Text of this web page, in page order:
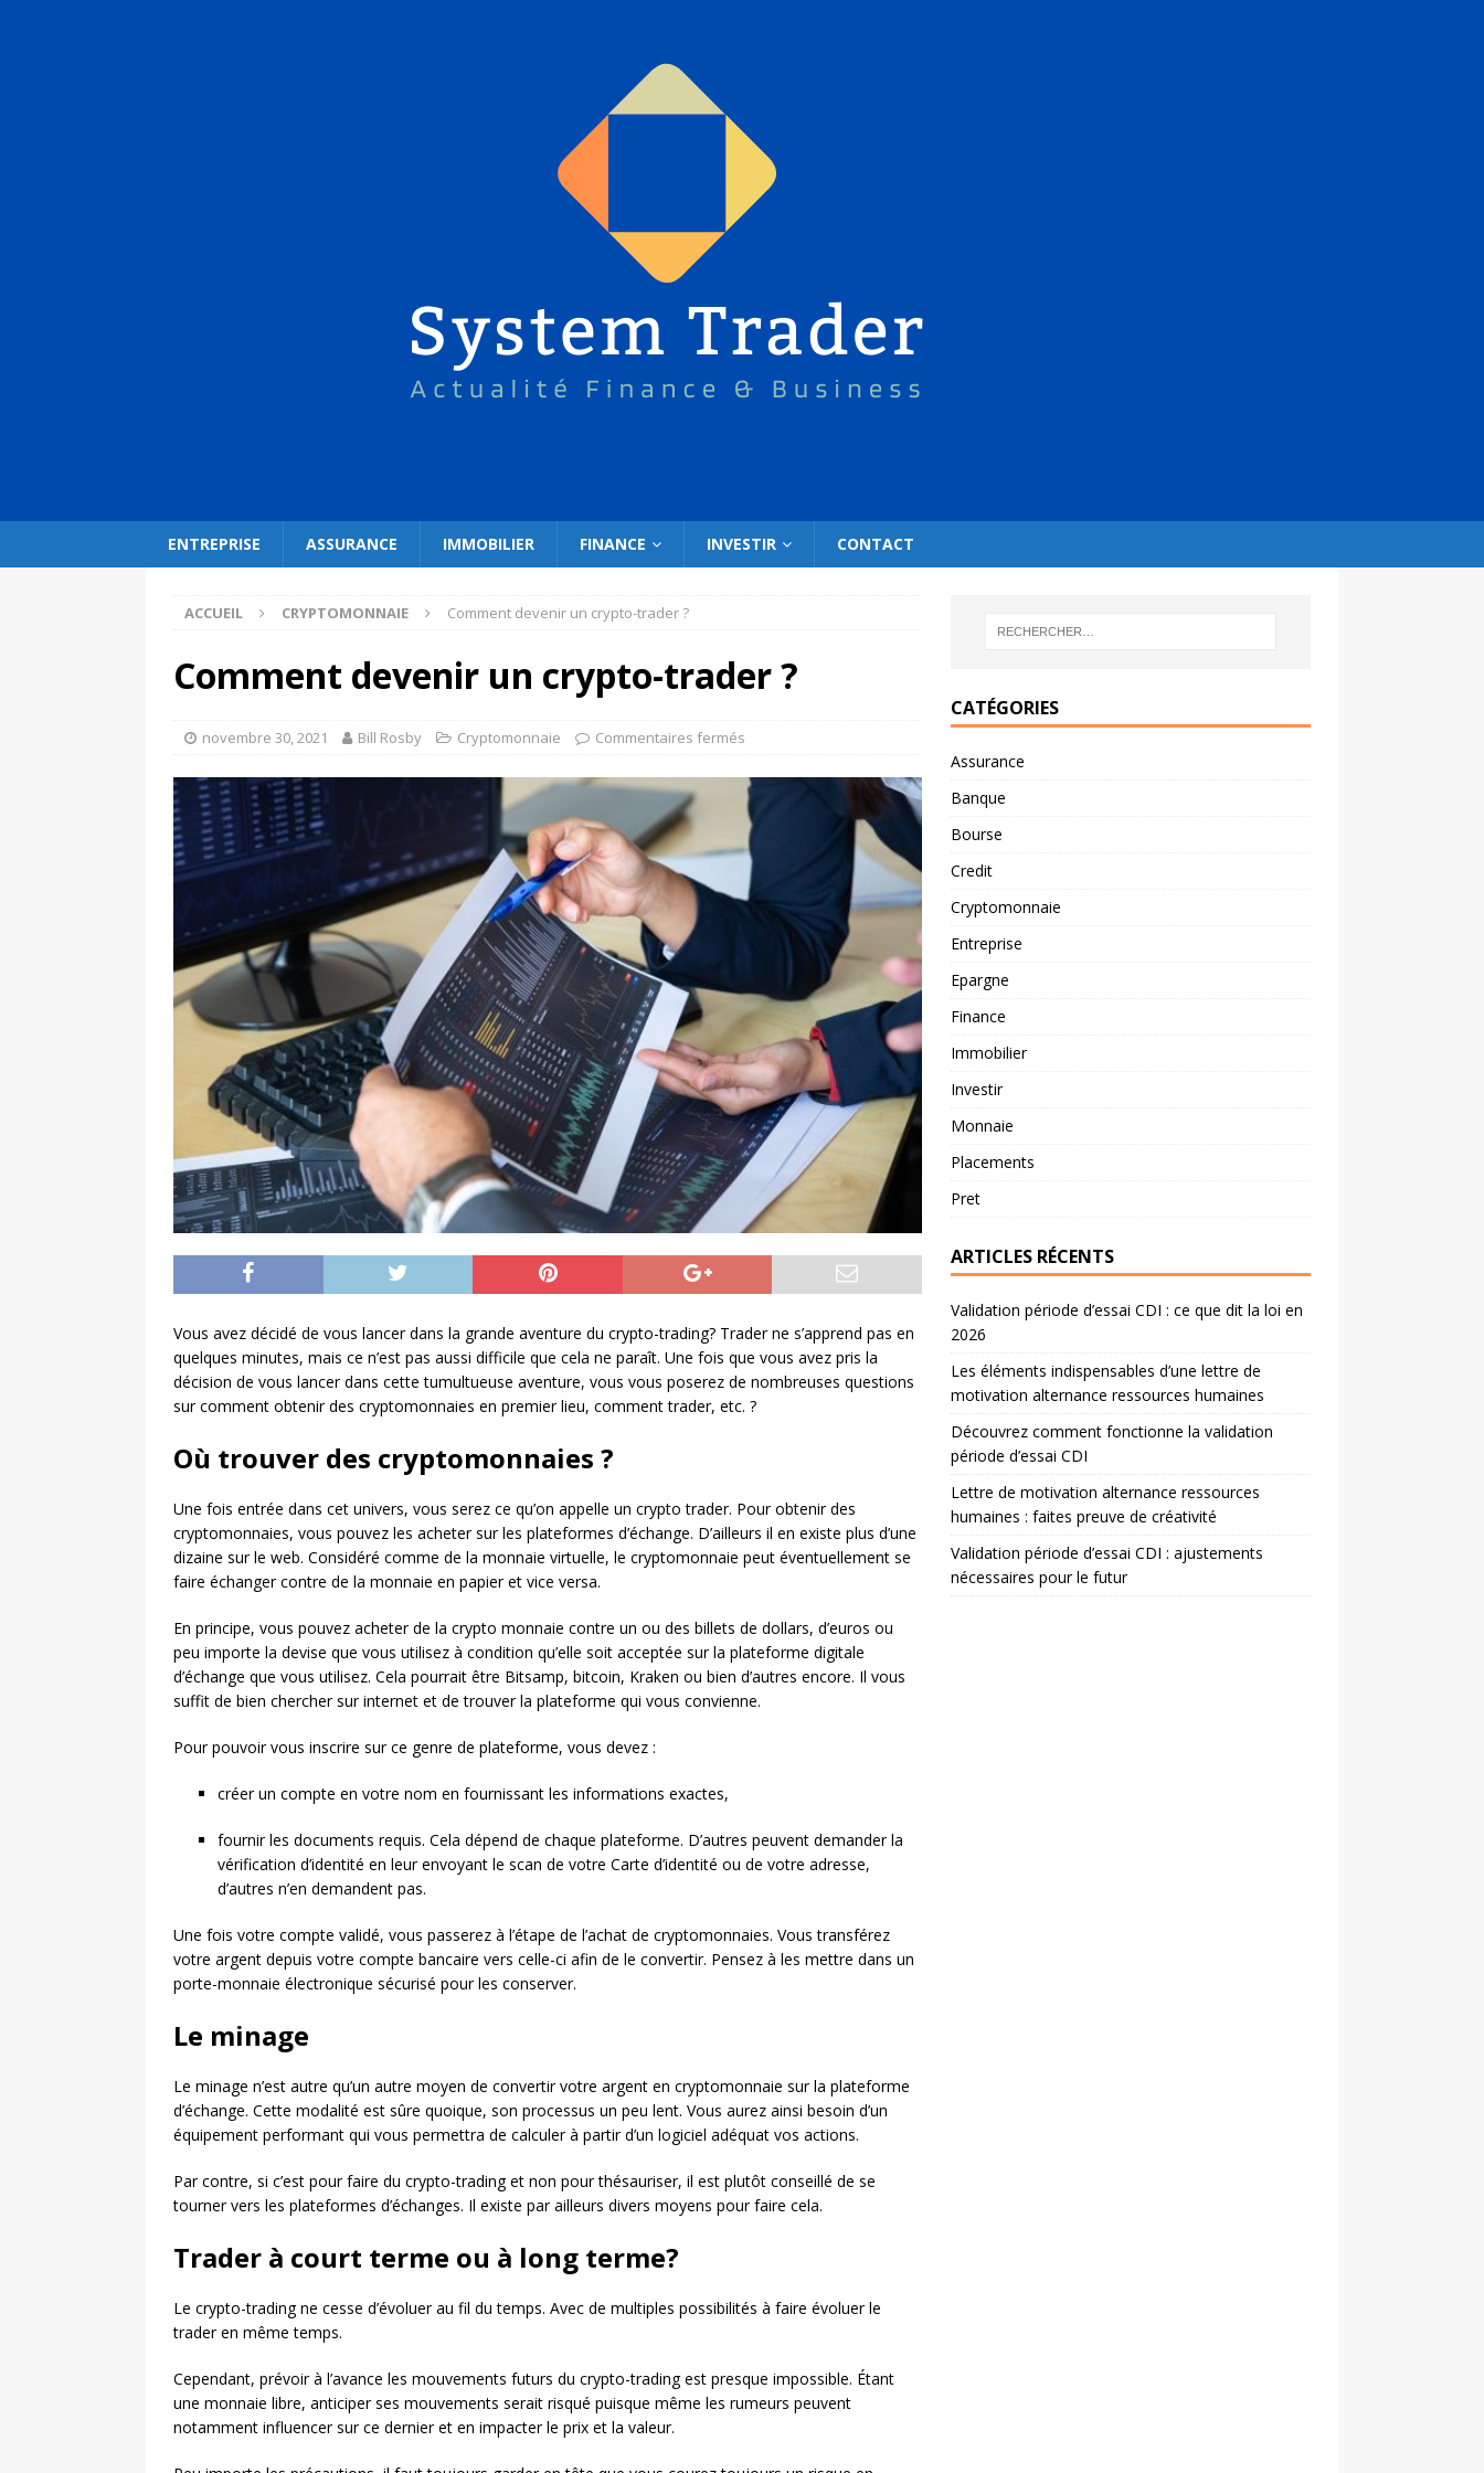
ENTREPRISE ASSURANCE IMMOBILIER FINANCE INVESTIR CONTACT
ACCUEIL CRYPTOMONNAIE Comment devenir un crypto-trader ?
Comment devenir un crypto-trader ?
novembre 30, 2021 Bill Rosby Cryptomonnaie Commentaires fermés
Vous avez décidé de vous lancer dans la grande aventure du crypto-trading? Trader ne s’apprend pas en
quelques minutes, mais ce n’est pas aussi difficile que cela ne paraît. Une fois que vous avez pris la
décision de vous lancer dans cette tumultueuse aventure, vous vous poserez de nombreuses questions
sur comment obtenir des cryptomonnaies en premier lieu, comment trader, etc. ?
Où trouver des cryptomonnaies ?
Une fois entrée dans cet univers, vous serez ce qu’on appelle un crypto trader. Pour obtenir des
cryptomonnaies, vous pouvez les acheter sur les plateformes d’échange. D’ailleurs il en existe plus d’une
dizaine sur le web. Considéré comme de la monnaie virtuelle, le cryptomonnaie peut éventuellement se
faire échanger contre de la monnaie en papier et vice versa.
En principe, vous pouvez acheter de la crypto monnaie contre un ou des billets de dollars, d’euros ou
peu importe la devise que vous utilisez à condition qu’elle soit acceptée sur la plateforme digitale
d’échange que vous utilisez. Cela pourrait être Bitsamp, bitcoin, Kraken ou bien d’autres encore. Il vous
suffit de bien chercher sur internet et de trouver la plateforme qui vous convienne.
Pour pouvoir vous inscrire sur ce genre de plateforme, vous devez :
créer un compte en votre nom en fournissant les informations exactes,
fournir les documents requis. Cela dépend de chaque plateforme. D’autres peuvent demander la
vérification d’identité en leur envoyant le scan de votre Carte d’identité ou de votre adresse,
d’autres n’en demandent pas.
Une fois votre compte validé, vous passerez à l’étape de l’achat de cryptomonnaies. Vous transférez
votre argent depuis votre compte bancaire vers celle-ci afin de le convertir. Pensez à les mettre dans un
porte-monnaie électronique sécurisé pour les conserver.
Le minage
Le minage n’est autre qu’un autre moyen de convertir votre argent en cryptomonnaie sur la plateforme
d’échange. Cette modalité est sûre quoique, son processus un peu lent. Vous aurez ainsi besoin d’un
équipement performant qui vous permettra de calculer à partir d’un logiciel adéquat vos actions.
Par contre, si c’est pour faire du crypto-trading et non pour thésauriser, il est plutôt conseillé de se
tourner vers les plateformes d’échanges. Il existe par ailleurs divers moyens pour faire cela.
Trader à court terme ou à long terme?
Le crypto-trading ne cesse d’évoluer au fil du temps. Avec de multiples possibilités à faire évoluer le
trader en même temps.
Cependant, prévoir à l’avance les mouvements futurs du crypto-trading est presque impossible. Étant
une monnaie libre, anticiper ses mouvements serait risqué puisque même les rumeurs peuvent
notamment influencer sur ce dernier et en impacter le prix et la valeur.
CATÉGORIES
Assurance
Banque
Bourse
Credit
Cryptomonnaie
Entreprise
Epargne
Finance
Immobilier
Investir
Monnaie
Placements
Pret
ARTICLES RÉCENTS
Validation période d’essai CDI : ce que dit la loi en
2026
Les éléments indispensables d’une lettre de
motivation alternance ressources humaines
Découvrez comment fonctionne la validation
période d’essai CDI
Lettre de motivation alternance ressources
humaines : faites preuve de créativité
Validation période d’essai CDI : ajustements
nécessaires pour le futur